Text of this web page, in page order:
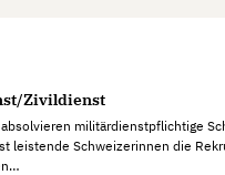
Zivildienst
militärdienstpflichtige
leistende Schweizerinnen die